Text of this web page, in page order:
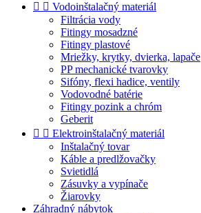
  Vodoinštalačný materiál
Filtrácia vody
Fitingy mosadzné
Fitingy plastové
Mriežky, krytky, dvierka, lapače
PP mechanické tvarovky
Sifóny, flexi hadice, ventily
Vodovodné batérie
Fitingy pozink a chróm
Geberit
  Elektroinštalačný materiál
Inštalačný tovar
Káble a predlžovačky
Svietidlá
Zásuvky a vypínače
Žiarovky
Záhradný nábytok